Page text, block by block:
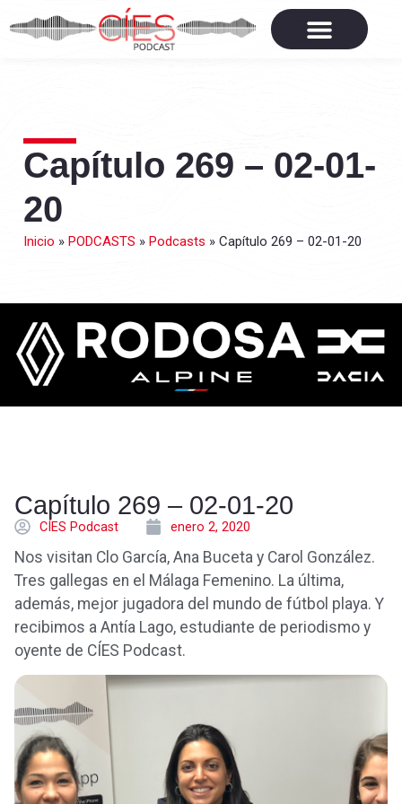
Capítulo 269 – 02-01-
20
Inicio » PODCASTS » Podcasts » Capítulo 269 – 02-01-20
Capítulo 269 – 02-01-20
CÍES Podcast enero 2, 2020
Nos visitan Clo García, Ana Buceta y Carol González.
Tres gallegas en el Málaga Femenino. La última,
además, mejor jugadora del mundo de fútbol playa. Y
recibimos a Antía Lago, estudiante de periodismo y
oyente de CÍES Podcast.